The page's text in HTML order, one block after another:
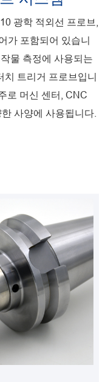
광학 적외선 프로브,
가 포함되어 있습니
물 측정에 사용되는
치 트리거 프로브입니
로 머신 센터, CNC
사양에 사용됩니다.